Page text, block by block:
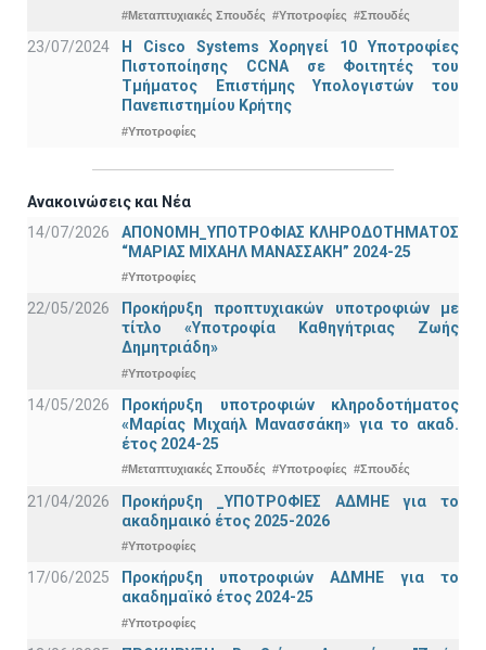
#Μεταπτυχιακές Σπουδές #Υποτροφίες #Σπουδές
23/07/2024
Η Cisco Systems Χορηγεί 10 Υποτροφίες
Πιστοποίησης CCNA σε Φοιτητές του
Τμήματος Επιστήμης Υπολογιστών του
Πανεπιστημίου Κρήτης
#Υποτροφίες
Ανακοινώσεις και Νέα
14/07/2026
ΑΠΟΝΟΜΗ_ΥΠΟΤΡΟΦΙΑΣ ΚΛΗΡΟΔΟΤΗΜΑΤΟΣ
“ΜΑΡΙΑΣ ΜΙΧΑΗΛ ΜΑΝΑΣΣΑΚΗ” 2024-25
#Υποτροφίες
22/05/2026
Προκήρυξη προπτυχιακών υποτροφιών με
τίτλο «Υποτροφία Καθηγήτριας Ζωής
Δημητριάδη»
#Υποτροφίες
14/05/2026
Προκήρυξη υποτροφιών κληροδοτήματος
«Μαρίας Μιχαήλ Μανασσάκη» για το ακαδ.
έτος 2024-25
#Μεταπτυχιακές Σπουδές #Υποτροφίες #Σπουδές
21/04/2026
Προκήρυξη _ΥΠΟΤΡΟΦΙΕΣ ΑΔΜΗΕ για το
ακαδημαικό έτος 2025-2026
#Υποτροφίες
17/06/2025
Προκήρυξη υποτροφιών ΑΔΜΗΕ για το
ακαδημαϊκό έτος 2024-25
#Υποτροφίες